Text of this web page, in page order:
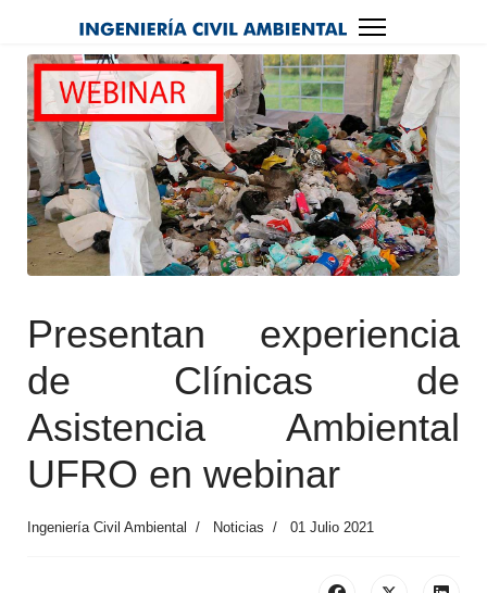
Presentan experiencia
de Clínicas de
Asistencia Ambiental
UFRO en webinar
Ingeniería Civil Ambiental Noticias 01 Julio 2021